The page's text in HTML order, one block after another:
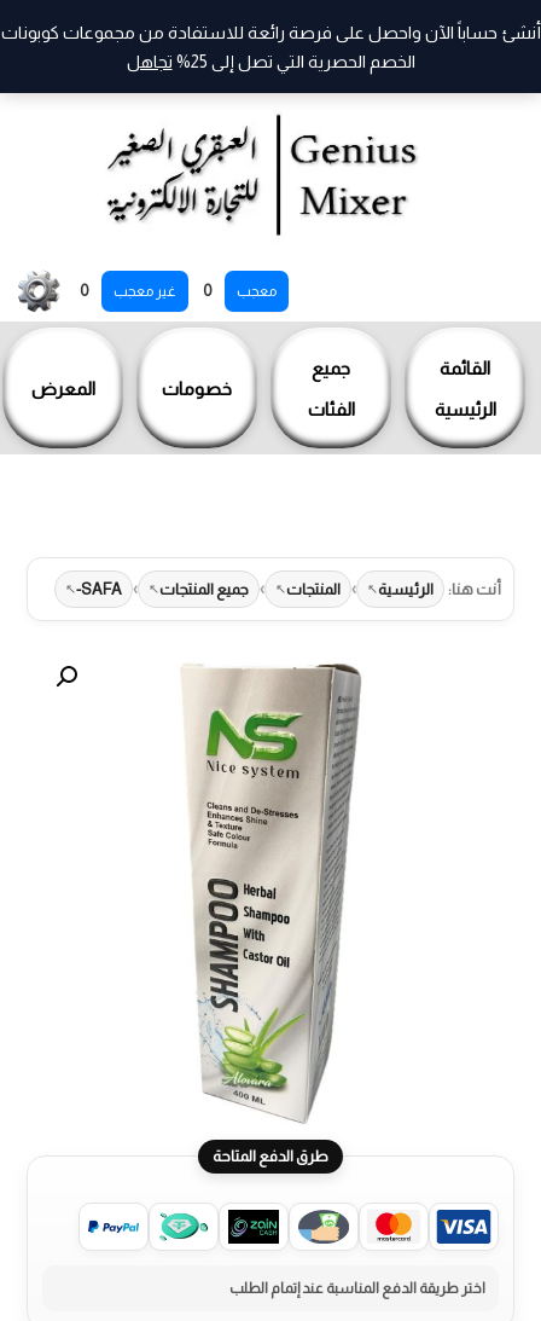
معجب 0 غير معجب 0
القائمة
الرئيسية
جميع
الفئات
خصومات المعرض
أنشئ حساباً الآن واحصل على فرصة رائعة للاستفادة من مجموعات كوبونات
الخصم الحصرية التي تصل إلى 25%
تجاهل
المحتوى
أنت هنا: الرئيسية › المنتجات › جميع المنتجات ›
SAFA-
طرق الدفع المتاحة